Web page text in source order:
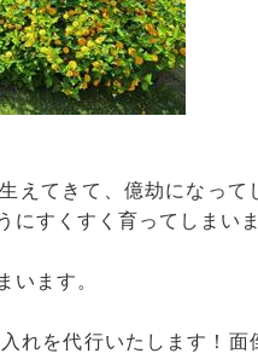
えてきて、億劫になって
すくすく育ってしまいま
います。
れを代行いたします！面